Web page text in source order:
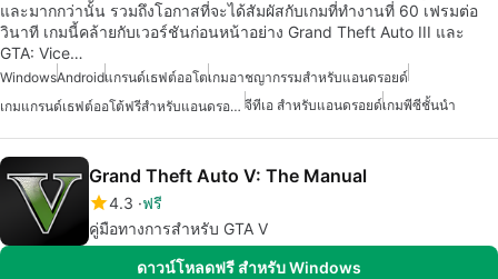
และมากกว่านั้น รวมถึงโอกาสที่จะได้สัมผัสกับเกมที่ทำงานที่ 60 เฟรมต่อ
วินาที เกมนี้คล้ายกับเวอร์ชันก่อนหน้าอย่าง Grand Theft Auto III และ
GTA: Vice…
WindowsAndroidแกรนด์เธฟต์ออโตเกมอาชญากรรมสำหรับแอนดรอยด์
เกมแกรนด์เธฟต์ออโต้ฟรีสำหรับแอนดรอยด์ จีทีเอ สำหรับแอนดรอยด์เกมพีซีชั้นนำ
Grand Theft Auto V: The Manual
4.3 ฟรี
คู่มือทางการสำหรับ GTA V
ดาวน์โหลดฟรี สำหรับ Windows